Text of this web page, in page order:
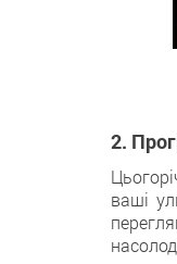
2.
ваші